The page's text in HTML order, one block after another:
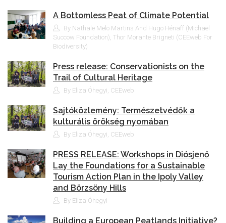
A Bottomless Peat of Climate Potential
By Nathale Melo Martins And Hugo Hénaff (Michael
Succow Foundation), Thor Morante Brigneti (CEEweb For
Biodiversity)
Press release: Conservationists on the
Trail of Cultural Heritage
By Eliza Óhegyi, CEEweb
Sajtóközlemény: Természetvédők a
kulturális örökség nyomában
By Eliza Óhegyi, CEEweb
PRESS RELEASE: Workshops in Diósjenő
Lay the Foundations for a Sustainable
Tourism Action Plan in the Ipoly Valley
and Börzsöny Hills
By Eliza Óhegyi
Building a European Peatlands Initiative?